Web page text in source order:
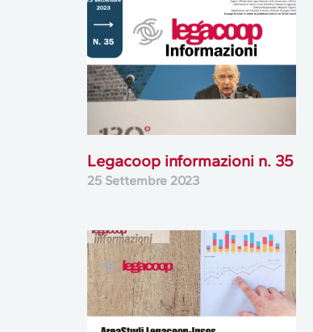
Legacoop informazioni n. 35
25 Settembre 2023